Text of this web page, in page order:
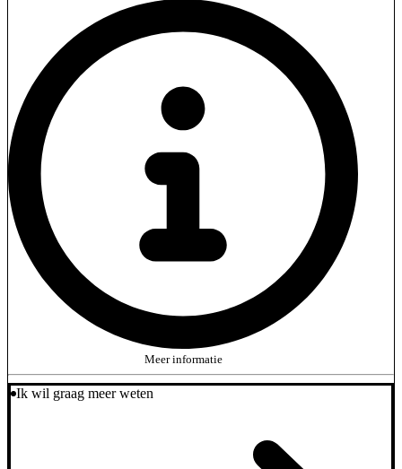
Meer informatie
Ik wil graag meer weten